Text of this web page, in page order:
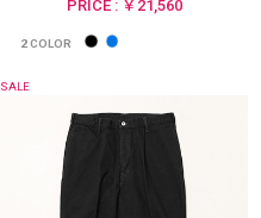
PRICE : ￥21,560
2COLOR
SALE